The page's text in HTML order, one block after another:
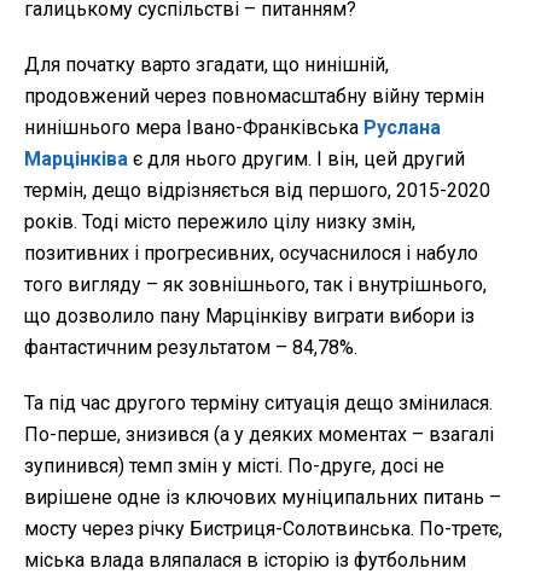
галицькому суспільстві – питанням?
Для початку варто згадати, що нинішній,
продовжений через повномасштабну війну термін
нинішнього мера Івано-Франківська Руслана
Марцінківа є для нього другим. І він, цей другий
термін, дещо відрізняється від першого, 2015-2020
років. Тоді місто пережило цілу низку змін,
позитивних і прогресивних, осучаснилося і набуло
того вигляду – як зовнішнього, так і внутрішнього,
що дозволило пану Марцінківу виграти вибори із
фантастичним результатом – 84,78%.
Та під час другого терміну ситуація дещо змінилася.
По-перше, знизився (а у деяких моментах – взагалі
зупинився) темп змін у місті. По-друге, досі не
вирішене одне із ключових муніципальних питань –
мосту через річку Бистриця-Солотвинська. По-третє,
міська влада вляпалася в історію із футбольним